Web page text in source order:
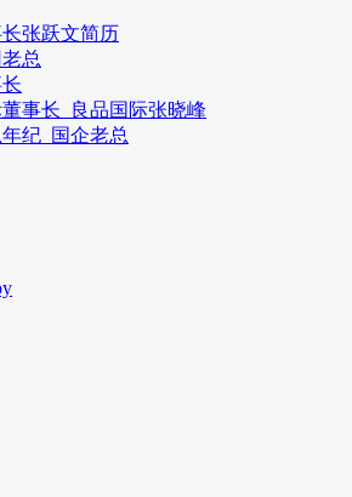
张跃文简历
总
事长_良品国际张晓峰
纪_国企老总